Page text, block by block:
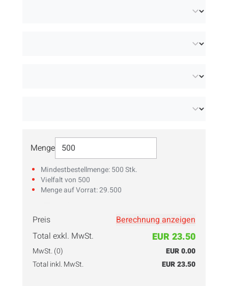
Menge Menge
Mindestbestellmenge: 500 Stk.
Vielfalt von 500
Menge auf Vorrat: 29.500
Geben Sie hier IhreMengeein!
Preis
Berechnung anzeigen
Total exkl. MwSt.
EUR 23.50
MwSt. (0)
EUR 0.00
Total inkl. MwSt.
EUR 23.50